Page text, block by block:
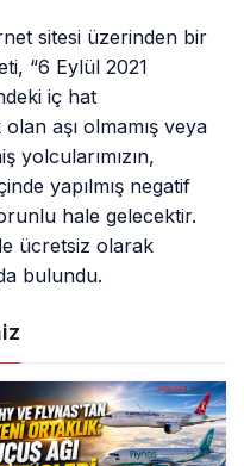
sitesi üzerinden bir
“6 Eylül 2021
iç hat
aşı olmamış veya
yolcularımızın,
yapılmış negatif
hale gelecektir.
ücretsiz olarak
bulundu.